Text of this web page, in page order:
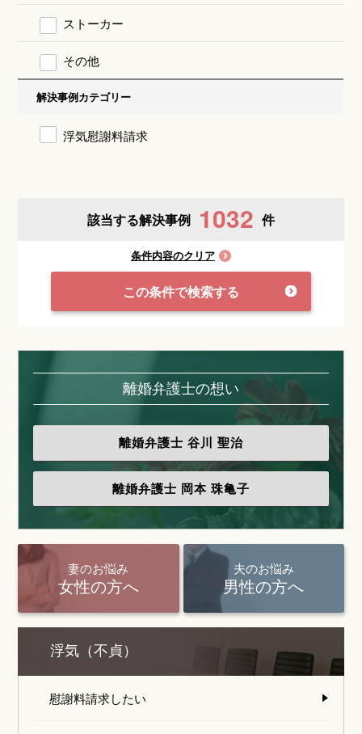
ストーカー
その他
解決事例カテゴリー
浮気慰謝料請求
該当する解決事例 1032 件
条件内容のクリア
この条件で検索する
離婚弁護士の想い
離婚弁護士 谷川 聖治
離婚弁護士 岡本 珠亀子
妻のお悩み
女性の方へ
夫のお悩み
男性の方へ
浮気（不貞）
慰謝料請求したい